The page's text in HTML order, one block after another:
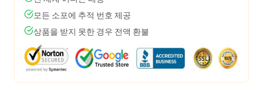
모든 소포에 추적 번호 제공
상품을 받지 못한 경우 전액 환불